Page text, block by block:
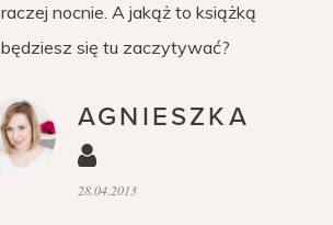
raczej nocnie. A jakąż to książką
będziesz się tu zaczytywać?
AGNIESZKA
28.04.2013